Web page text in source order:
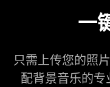
一
只需上传您的照
配背景音乐的